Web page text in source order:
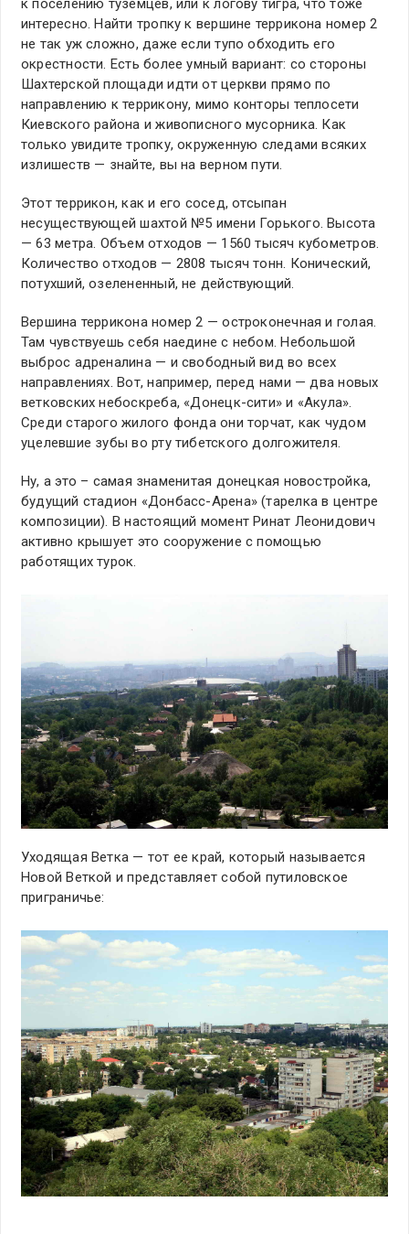
к поселению туземцев, или к логову тигра, что тоже
интересно. Найти тропку к вершине террикона номер 2
не так уж сложно, даже если тупо обходить его
окрестности. Есть более умный вариант: со стороны
Шахтерской площади идти от церкви прямо по
направлению к террикону, мимо конторы теплосети
Киевского района и живописного мусорника. Как
только увидите тропку, окруженную следами всяких
излишеств — знайте, вы на верном пути.
Этот террикон, как и его сосед, отсыпан
несуществующей шахтой №5 имени Горького. Высота
— 63 метра. Объем отходов — 1560 тысяч кубометров.
Количество отходов — 2808 тысяч тонн. Конический,
потухший, озелененный, не действующий.
Вершина террикона номер 2 — остроконечная и голая.
Там чувствуешь себя наедине с небом. Небольшой
выброс адреналина — и свободный вид во всех
направлениях. Вот, например, перед нами — два новых
ветковских небоскреба, «Донецк-сити» и «Акула».
Среди старого жилого фонда они торчат, как чудом
уцелевшие зубы во рту тибетского долгожителя.
Ну, а это – самая знаменитая донецкая новостройка,
будущий стадион «Донбасс-Арена» (тарелка в центре
композиции). В настоящий момент Ринат Леонидович
активно крышует это сооружение с помощью
работящих турок.
Уходящая Ветка — тот ее край, который называется
Новой Веткой и представляет собой путиловское
приграничье: